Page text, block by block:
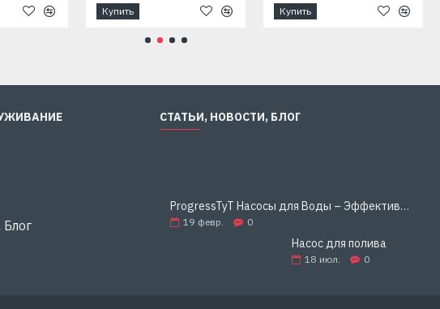
Купить Купить
СТАТЬИ, НОВОСТИ, БЛОГ
ProgressTyT Насосы для Воды – Эффективное и Надёжное Решение для Дома и Бизнеса
19 февр. 0
Насос для полива
18 июл. 0